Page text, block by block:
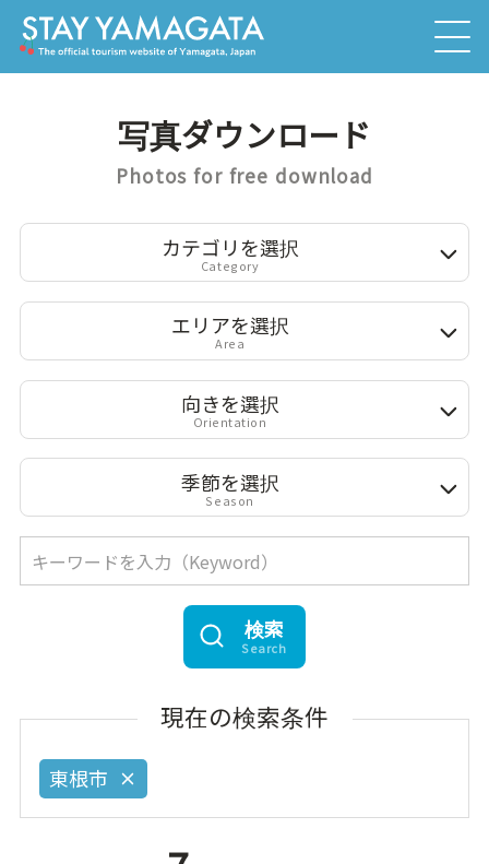
写真ダウンロード
Photos for free download
カテゴリを選択
Category
エリアを選択
Area
向きを選択
Orientation
季節を選択
Season
検索
Search
現在の検索条件
東根市